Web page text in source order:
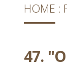
HOME
47.